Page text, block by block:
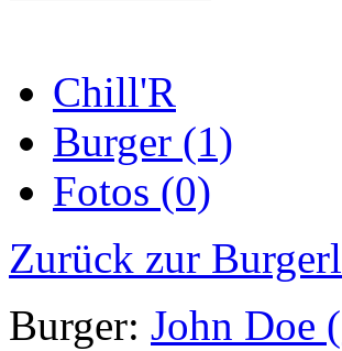
Chill'R
Burger (1)
Fotos (0)
Zurück zur
Burger: John Doe